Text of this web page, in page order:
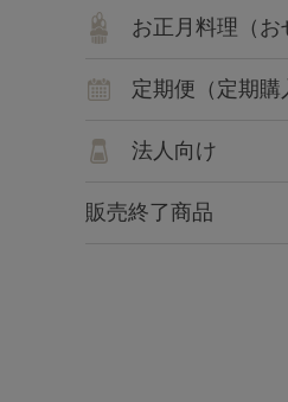
お正月料理（お
定期便（定期購
法人向け
販売終了商品